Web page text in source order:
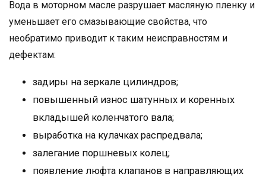
Вода в моторном масле разрушает масляную пленку и
уменьшает его смазывающие свойства, что
необратимо приводит к таким неисправностям и
дефектам:
задиры на зеркале цилиндров;
повышенный износ шатунных и коренных
вкладышей коленчатого вала;
выработка на кулачках распредвала;
залегание поршневых колец;
появление люфта клапанов в направляющих